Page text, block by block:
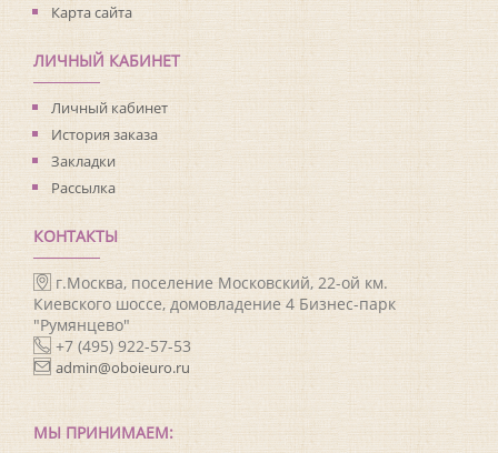
Карта сайта
ЛИЧНЫЙ КАБИНЕТ
Личный кабинет
История заказа
Закладки
Рассылка
КОНТАКТЫ
г.Москва, поселение Московский, 22-ой км.
Киевского шоссе, домовладение 4 Бизнес-парк
"Румянцево"
+7 (495) 922-57-53
admin@oboieuro.ru
МЫ ПРИНИМАЕМ: